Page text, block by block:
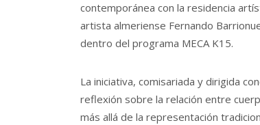
contemporánea con la residencia
artista almeriense Fernando
dentro del programa MECA K15.
La iniciativa, comisariada y dirigida
reflexión sobre la relación entre
más allá de la representación